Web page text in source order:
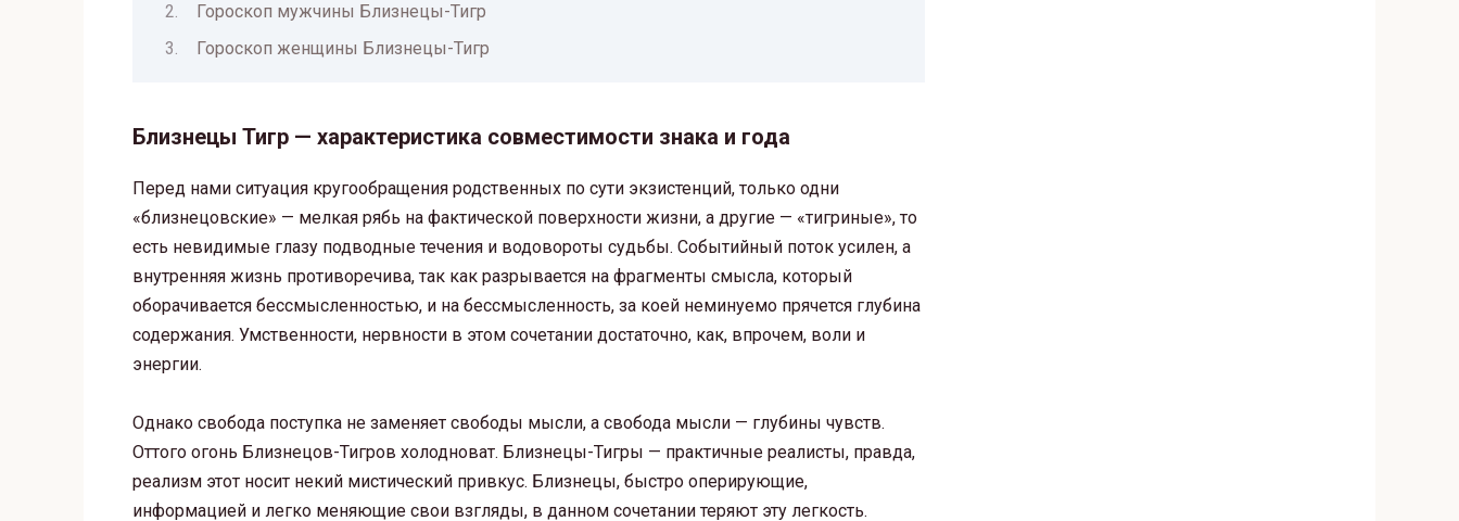
Гороскоп мужчины Близнецы-Тигр
Гороскоп женщины Близнецы-Тигр
Близнецы Тигр — характеристика совместимости знака и года
Перед нами ситуация кругообращения родственных по сути экзистенций, только одни
«близнецовские» — мелкая рябь на фактической поверхности жизни, а другие — «тигриные», то
есть невидимые глазу подводные течения и водовороты судьбы. Событийный поток усилен, а
внутренняя жизнь противоречива, так как разрывается на фрагменты смысла, который
оборачивается бессмысленностью, и на бессмысленность, за коей неминуемо прячется глубина
содержания. Умственности, нервности в этом сочетании достаточно, как, впрочем, воли и
энергии.
Однако свобода поступка не заменяет свободы мысли, а свобода мысли — глубины чувств.
Оттого огонь Близнецов-Тигров холодноват. Близнецы-Тигры — практичные реалисты, правда,
реализм этот носит некий мистический привкус. Близнецы, быстро оперирующие,
информацией и легко меняющие свои взгляды, в данном сочетании теряют эту легкость.